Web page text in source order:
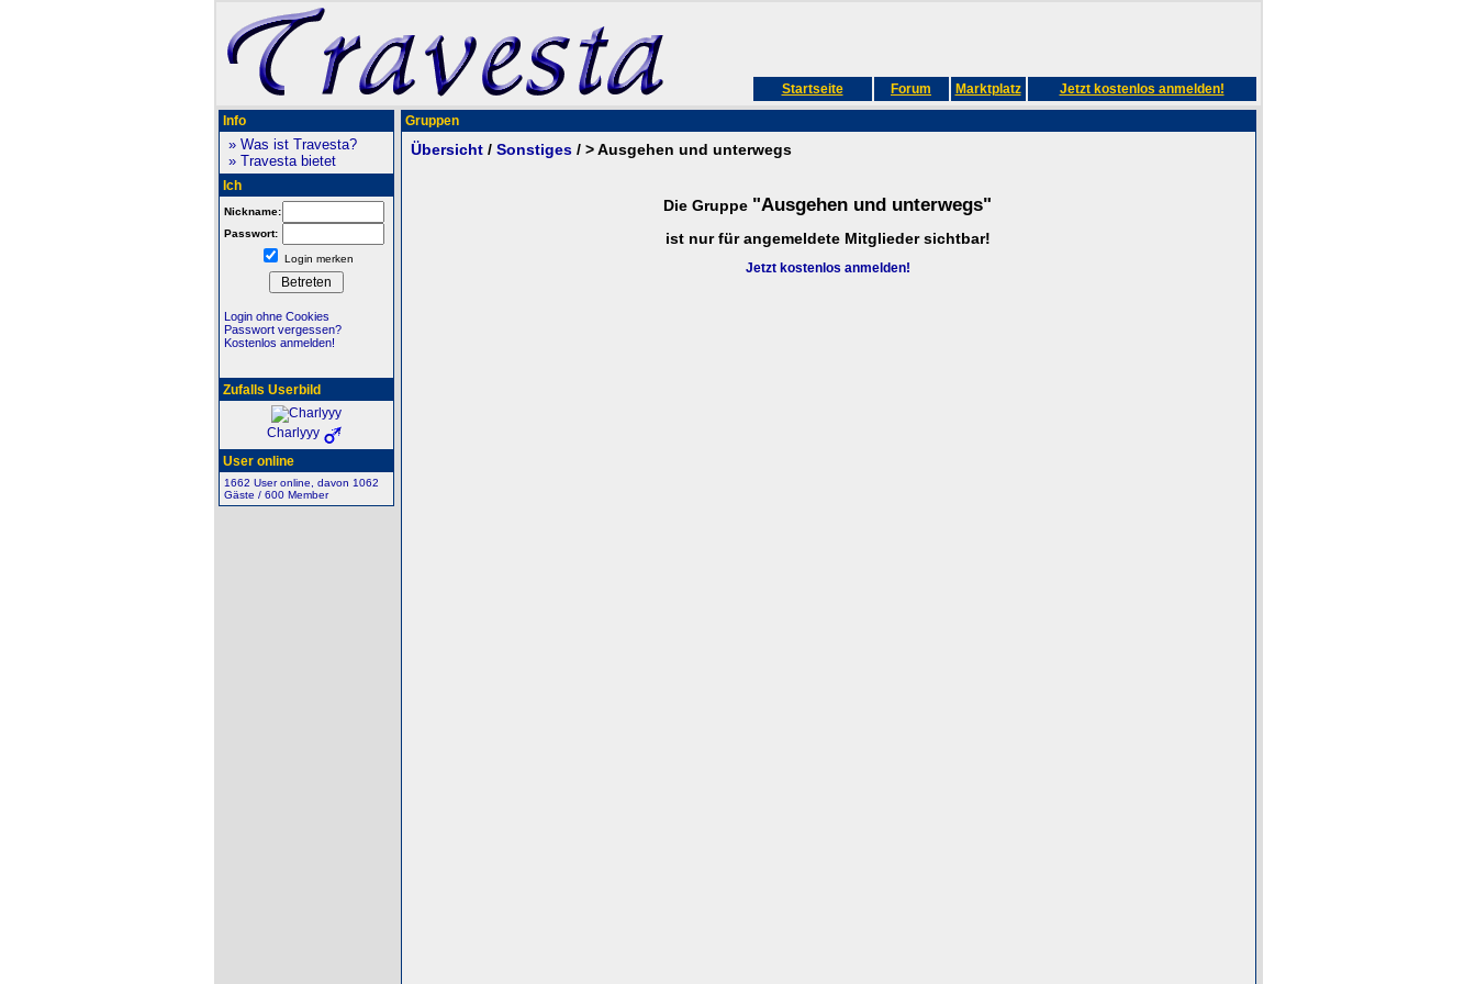
Startseite Forum Marktplatz Jetzt kostenlos anmelden!
Info
» Was ist Travesta?
» Travesta bietet
Ich
Nickname:
Passwort:
Login merken
Login ohne Cookies
Passwort vergessen?
Kostenlos anmelden!
Zufalls Userbild
Charlyyy
User online
1662 User online, davon 1062
Gäste / 600 Member
Gruppen
Übersicht/ Sonstiges/ > Ausgehen und unterwegs
Die Gruppe "Ausgehen und unterwegs"
ist nur für angemeldete Mitglieder sichtbar!
Jetzt kostenlos anmelden!